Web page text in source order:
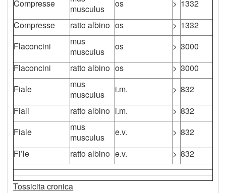
Compresse
musculus
os > 1332
Compresse
ratto albino os > 1332
Flaconcini
mus
musculus
os > 3000
Flaconcini
ratto albino os > 3000
Fiale
mus
musculus
i.m. > 832
Fiali
ratto albino i.m. > 832
Fiale
mus
musculus
e.v. > 832
Fi’le
ratto albino e.v. > 832
Tossicita cronica